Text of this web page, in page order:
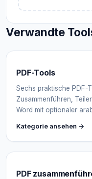
Verwandte
PDF-Tools
Sechs praktische PDF-
Zusammenführen,
Word mit optionaler
Kategorie ansehen →
PDF